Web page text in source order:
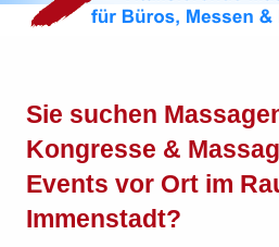
Sie suchen
Kongresse &
Events vor Ort im
Immenstadt?